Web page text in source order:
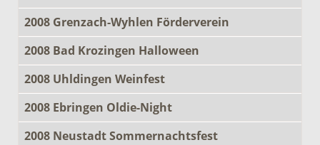
2008 Grenzach-Wyhlen Förderverein
2008 Bad Krozingen Halloween
2008 Uhldingen Weinfest
2008 Ebringen Oldie-Night
2008 Neustadt Sommernachtsfest